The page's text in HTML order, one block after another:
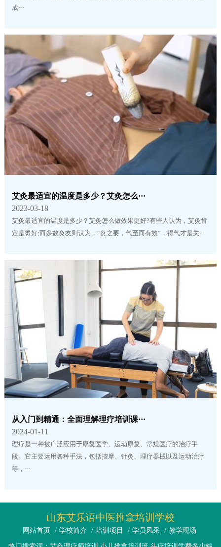
成···
艾灸最适宜的温度是多少？艾灸怎么···
2023-03-18
艾灸最适宜的温度是多少？艾灸怎么做效果更好?有些人认为，艾灸肯
定是烫好;而多数灸友则认为，“灸之要，气至而有效”，得气才是关···
从入门到精通：全面理解理疗培训课···
2024-01-11
理疗是一种被广泛应用于康复医学、运动康复、常规医疗的治疗手
段。它主要运用各种手法，包括按摩、针灸、理疗器械以及运动治疗
等，···
山东艾乐语中医推拿培训学校
网站首页 / 学校简介 / 培训项目 / 学员风采 / 教学现场